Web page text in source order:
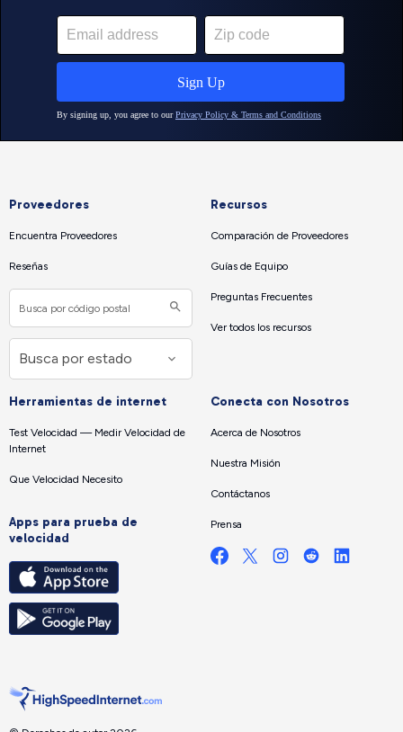
Proveedores
Encuentra Proveedores
Reseñas
Recursos
Comparación de Proveedores
Guías de Equipo
Preguntas Frecuentes
Ver todos los recursos
Herramientas de internet
Test Velocidad — Medir Velocidad de
Internet
Que Velocidad Necesito
Apps para prueba de
velocidad
Conecta con Nosotros
Acerca de Nosotros
Nuestra Misión
Contáctanos
Prensa